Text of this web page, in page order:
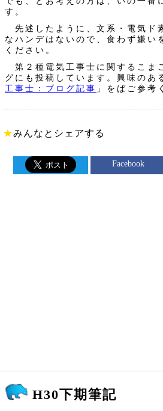
す。
先述したように、文系・電気ド
なハンデはないので、食わず嫌い
ください。
第２種電気工事士に関するこま
グにも投稿しています。興味のあ
工事士：ブログ記事 」をばご参考
★みんなとシェアする
Facebook
H30下期筆記